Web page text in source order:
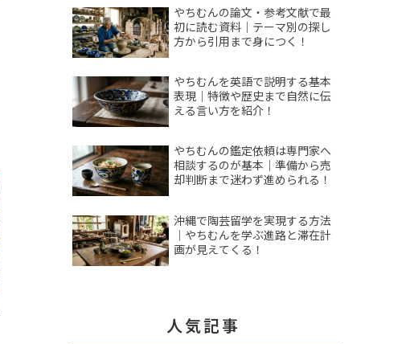
やちむんの論文・参考文献で最
初に読む資料｜テーマ別の探し
方から引用まで身につく！
やちむんを英語で説明する基本
表現｜特徴や歴史まで自然に伝
える言い方を紹介！
やちむんの鑑定依頼は専門家へ
相談するのが基本｜準備から売
却判断まで迷わず進められる！
沖縄で陶芸留学を実現する方法
｜やちむんを学ぶ進路と滞在計
画が見えてくる！
人気記事